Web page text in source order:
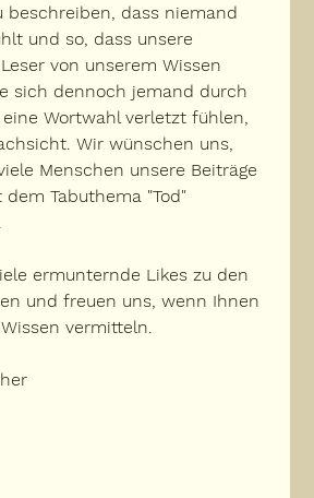
beschreiben, dass niemand
und so, dass unsere
von unserem Wissen
sich dennoch jemand durch
Wortwahl verletzt fühlen,
Wir wünschen uns,
Menschen unsere Beiträge
Tabuthema "Tod"
ermunternde Likes zu den
und freuen uns, wenn Ihnen
vermitteln.